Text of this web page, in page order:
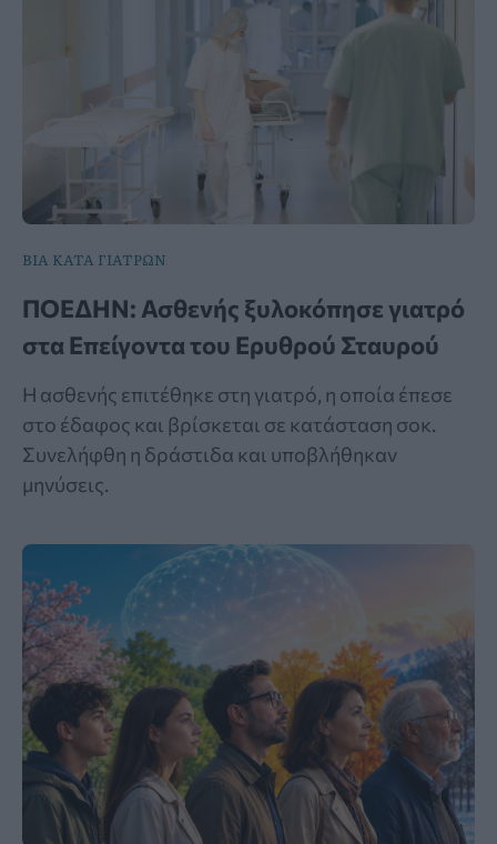
ΒΙΑ ΚΑΤΑ ΓΙΑΤΡΩΝ
ΠΟΕΔΗΝ: Ασθενής ξυλοκόπησε γιατρό
στα Επείγοντα του Ερυθρού Σταυρού
Η ασθενής επιτέθηκε στη γιατρό, η οποία έπεσε
στο έδαφος και βρίσκεται σε κατάσταση σοκ.
Συνελήφθη η δράστιδα και υποβλήθηκαν
μηνύσεις.